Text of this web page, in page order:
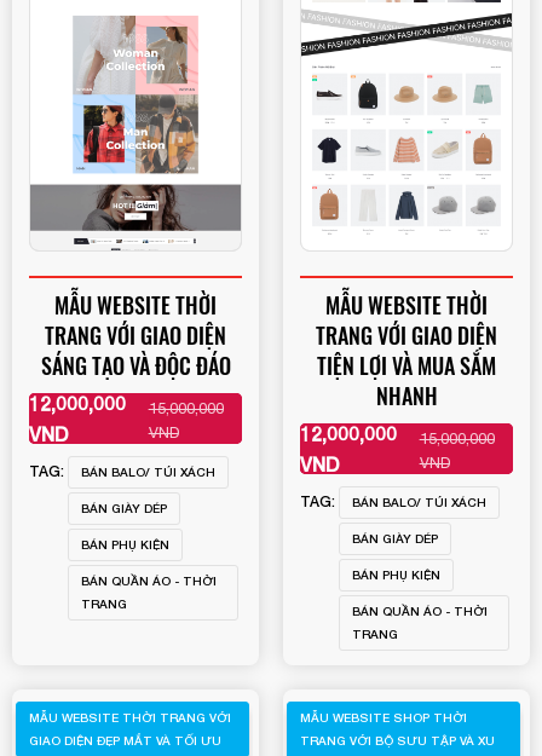
MẪU WEBSITE THỜI
TRANG VỚI GIAO DIỆN
SÁNG TẠO VÀ ĐỘC ĐÁO
12,000,000
VND
15,000,000
VND
XEM THÊM
TAG: BÁN BALO/ TÚI XÁCH
BÁN GIÀY DÉP
BÁN PHỤ KIỆN
BÁN QUẦN ÁO - THỜI
TRANG
MẪU WEBSITE THỜI
TRANG VỚI GIAO DIỆN
TIỆN LỢI VÀ MUA SẮM
NHANH
12,000,000
VND
15,000,000
VND
XEM THÊM
TAG: BÁN BALO/ TÚI XÁCH
BÁN GIÀY DÉP
BÁN PHỤ KIỆN
BÁN QUẦN ÁO - THỜI
TRANG
MẪU WEBSITE THỜI TRANG VỚI
GIAO DIỆN ĐẸP MẮT VÀ TỐI ƯU
MẪU WEBSITE SHOP THỜI
TRANG VỚI BỘ SƯU TẬP VÀ XU